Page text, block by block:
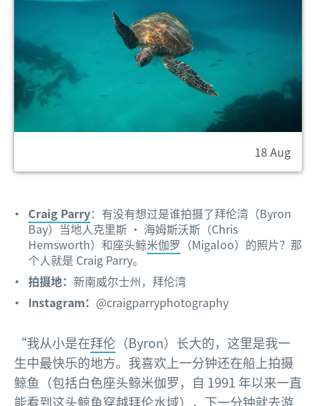
18 Aug
Craig Parry：有没有想过是谁拍摄了拜伦湾（Byron
Bay）当地人克里斯 · 海姆斯沃斯（Chris
Hemsworth）和座头鲸米伽罗 （Migaloo）的照片？那
个人就是 Craig Parry。
拍摄地： 新南威尔士州，拜伦湾
Instagram： @craigparryphotography
“我从小是在拜伦 （Byron）长大的，这里是我一
生中最快乐的地方。我喜欢上一分钟还在船上拍摄
鲸鱼（包括白色座头鲸米伽罗，自 1991 年以来一直
能看到这头鲸鱼穿越拜伦水域），下一分钟就去游